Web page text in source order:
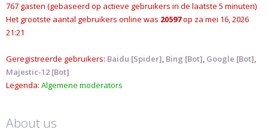
767 gasten (gebaseerd op actieve gebruikers in de laatste 5 minuten)
Het grootste aantal gebruikers online was 20597op za mei 16, 2026
21:21
Geregistreerde gebruikers: Baidu [Spider], Bing [Bot], Google [Bot],
Majestic-12 [Bot]
Legenda: Algemene moderators
About us